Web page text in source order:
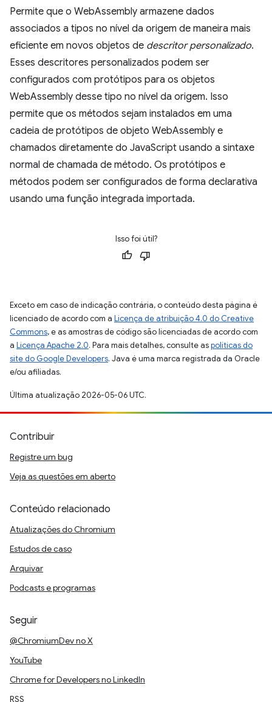
Permite que o WebAssembly armazene dados
associados a tipos no nível da origem de maneira mais
eficiente em novos objetos de descritor personalizado.
Esses descritores personalizados podem ser
configurados com protótipos para os objetos
WebAssembly desse tipo no nível da origem. Isso
permite que os métodos sejam instalados em uma
cadeia de protótipos de objeto WebAssembly e
chamados diretamente do JavaScript usando a sintaxe
normal de chamada de método. Os protótipos e
métodos podem ser configurados de forma declarativa
usando uma função integrada importada.
Isso foi útil?
Exceto em caso de indicação contrária, o conteúdo desta página é
licenciado de acordo com a Licença de atribuição 4.0 do Creative
Commons, e as amostras de código são licenciadas de acordo com
a Licença Apache 2.0. Para mais detalhes, consulte aspolíticas do
site do Google Developers. Java é uma marca registrada da Oracle
e/ou afiliadas.
Última atualização 2026-05-06 UTC.
Contribuir
Registre um bug
Veja as questões em aberto
Conteúdo relacionado
Atualizações do Chromium
Estudos de caso
Arquivar
Podcasts e programas
Seguir
@ChromiumDev no X
YouTube
Chrome for Developers no LinkedIn
RSS